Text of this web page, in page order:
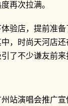
再次拉满。
验店，提前准
，时尚天河店
引了不少谦友前来
站演唱会推广